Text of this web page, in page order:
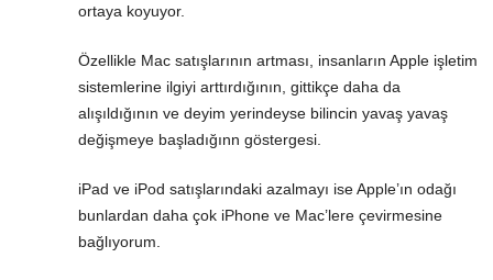
ortaya koyuyor.
Özellikle Mac satışlarının artması, insanların Apple işletim
sistemlerine ilgiyi arttırdığının, gittikçe daha da
alışıldığının ve deyim yerindeyse bilincin yavaş yavaş
değişmeye başladığınn göstergesi.
iPad ve iPod satışlarındaki azalmayı ise Apple’ın odağı
bunlardan daha çok iPhone ve Mac’lere çevirmesine
bağlıyorum.